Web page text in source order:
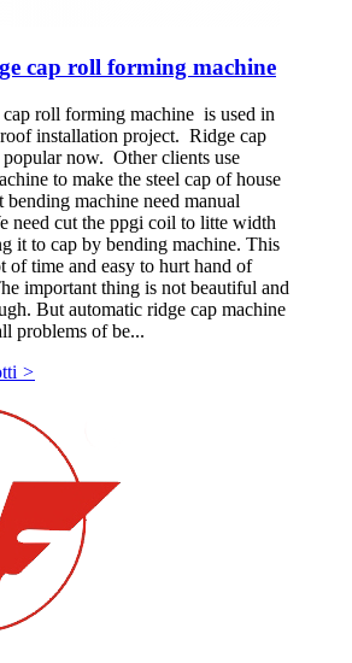
cap roll forming machine
cap roll forming machine is used in
installation project. Ridge cap
popular now. Other clients use
to make the steel cap of house
bending machine need manual
need cut the ppgi coil to litte width
it to cap by bending machine. This
of time and easy to hurt hand of
important thing is not beautiful and
But automatic ridge cap machine
problems of be...
>